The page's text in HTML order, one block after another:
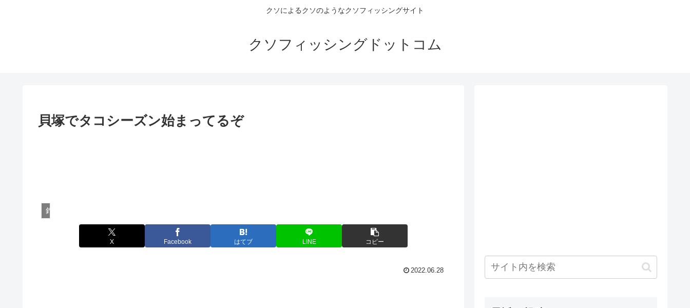
クソによるクソのようなクソフィッシングサイト
クソフィッシングドットコム
貝塚でタコシーズン始まってるぞ
釣行記
X Facebook はてブ LINE コピー
2022.06.28